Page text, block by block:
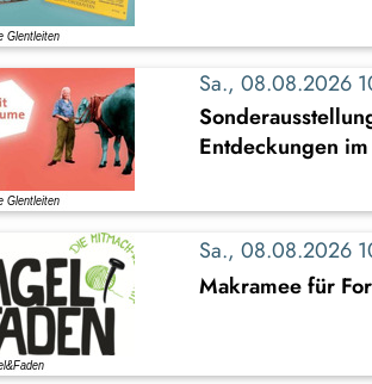
Sa., 08.08.2026
Entdeckungen
Sa., 08.08.2026
Makramee für